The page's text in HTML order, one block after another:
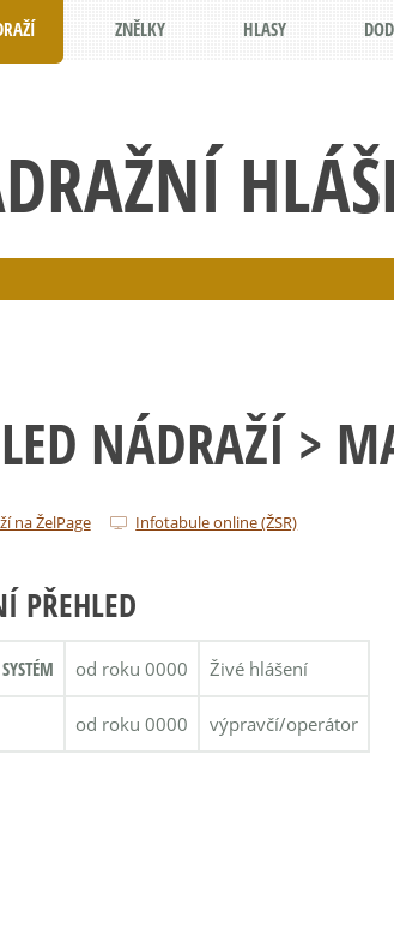
ZNĚLKY HLASY
NÁDRAŽÍ >
na ŽelPage Infotabule online (ŽSR)
PŘEHLED
od roku 0000 Živé hlášení
od roku 0000 výpravčí/operátor